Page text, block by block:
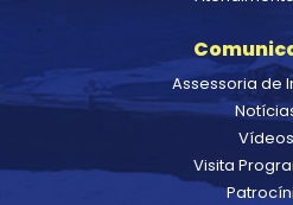
Assessoria de
Vídeos
Visita